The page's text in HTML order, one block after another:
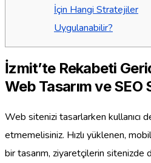
İçin Hangi Stratejiler
Uygulanabilir?
İzmit’te Rekabeti
Web Tasarım ve
Web sitenizi tasarlarken kullanıcı
etmemelisiniz. Hızlı yüklenen,
bir tasarım, ziyaretçilerin sitenizde